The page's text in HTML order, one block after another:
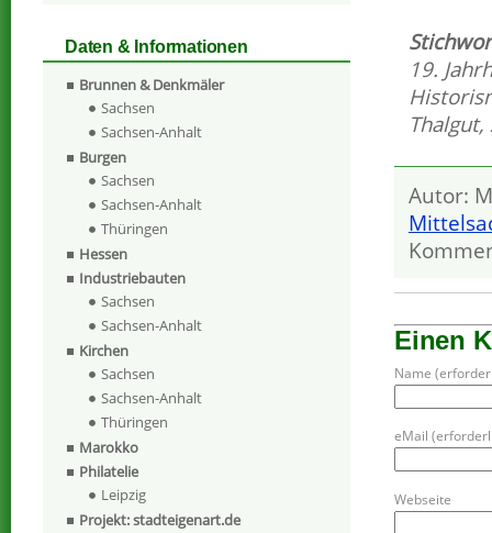
19.
Thalgut,
Autor:
Einen
Name
eMail
Webseite
Daten & Informationen
Brunnen & Denkmäler
Sachsen
Sachsen-Anhalt
Burgen
Sachsen
Sachsen-Anhalt
Thüringen
Hessen
Industriebauten
Sachsen
Sachsen-Anhalt
Kirchen
Sachsen
Sachsen-Anhalt
Thüringen
Marokko
Philatelie
Leipzig
Projekt: stadteigenart.de